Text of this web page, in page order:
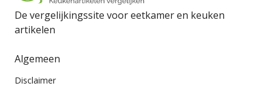
De vergelijkingssite voor eetkamer en keuken
artikelen
Algemeen
Disclaimer